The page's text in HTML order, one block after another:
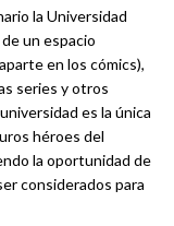
la Universidad
un espacio
en los cómics),
series y otros
es la única
héroes del
la oportunidad de
considerados para